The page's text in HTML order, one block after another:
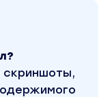
«График
скриншоты,